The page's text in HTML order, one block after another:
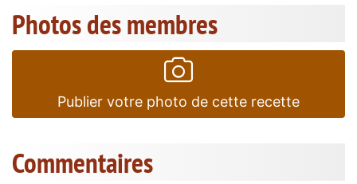
Photos des membres
Publier votre photo de cette recette
Commentaires